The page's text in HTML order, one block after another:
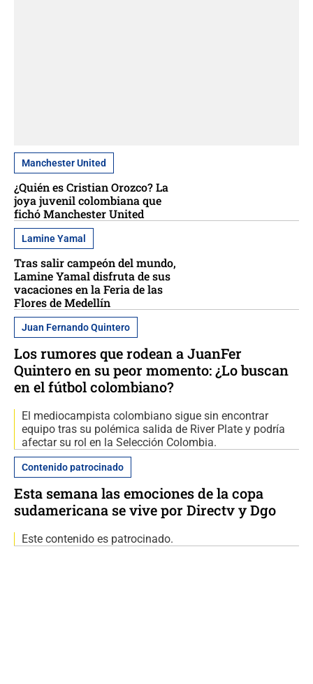
Manchester United
¿Quién es Cristian Orozco? La
joya juvenil colombiana que
fichó Manchester United
Lamine Yamal
Tras salir campeón del mundo,
Lamine Yamal disfruta de sus
vacaciones en la Feria de las
Flores de Medellín
Juan Fernando Quintero
Los rumores que rodean a JuanFer
Quintero en su peor momento: ¿Lo buscan
en el fútbol colombiano?
El mediocampista colombiano sigue sin encontrar
equipo tras su polémica salida de River Plate y podría
afectar su rol en la Selección Colombia.
Contenido patrocinado
Esta semana las emociones de la copa
sudamericana se vive por Directv y Dgo
Este contenido es patrocinado.